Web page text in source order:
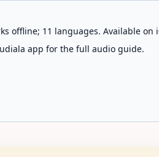
offline; 11 languages. Available on
app for the full audio guide.